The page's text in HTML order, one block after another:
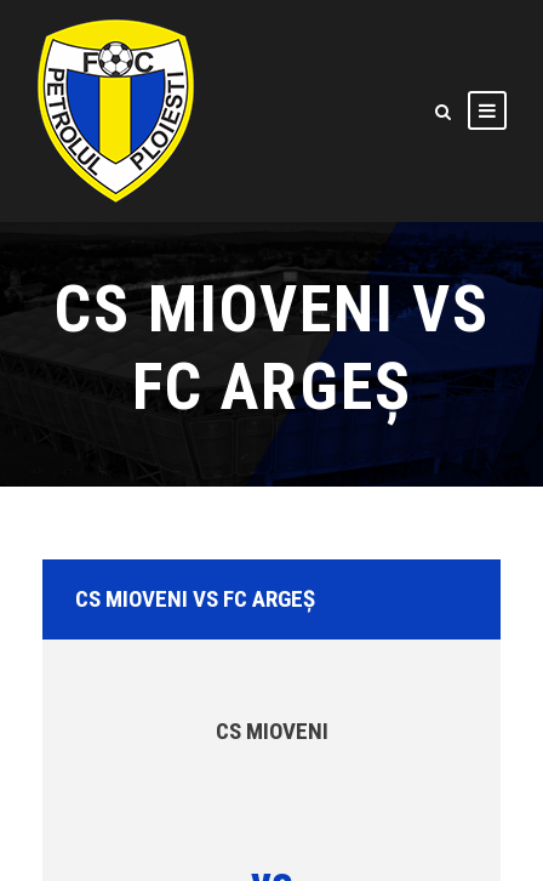
CS MIOVENI VS
FC ARGEȘ
CS MIOVENI VS FC ARGEȘ
CS MIOVENI